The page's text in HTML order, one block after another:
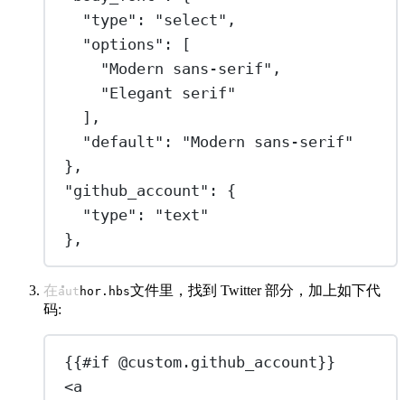
"type" : "select" ,
"options" : [
"Modern sans-serif" ,
"Elegant serif"
],
"default" : "Modern sans-serif"
},
"github_account" : {
"type" : "text"
},
在author.hbs文件里，找到 Twitter 部分，加上如下代
码:
{{#if @custom.github_account}}
<a